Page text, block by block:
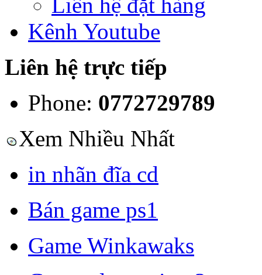
Kênh Youtube
Liên hệ trực tiếp
Phone: 0772729789
Xem Nhiều Nhất
in nhãn đĩa cd
Bán game ps1
Game Winkawaks